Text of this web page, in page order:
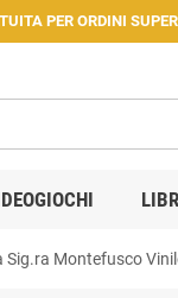
PER ORDINI
Sig.ra Montefusco